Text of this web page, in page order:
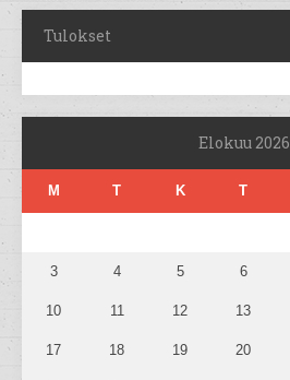
Tulokset
Elokuu 2026
M T K T
3 4 5 6
10 11 12 13
17 18 19 20